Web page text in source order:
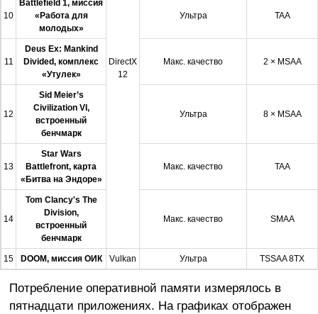
DirectX
12
10
Battlefield 1, миссия
«Работа для
молодых»
Ультра TAA
11
Deus Ex: Mankind
Divided, комплекс
«Утулек»
Макс. качество 2 × MSAA
12
Sid Meier’s
Civilization VI,
встроенный
бенчмарк
Ультра 8 × MSAA
13
Star Wars
Battlefront, карта
«Битва на Эндоре»
Макс. качество TAA
14
Tom Clancy's The
Division,
встроенный
бенчмарк
Макс. качество SMAA
15 DOOM, миссия OИК Vulkan Ультра TSSAA 8TX
Потребление оперативной памяти измерялось в
пятнадцати приложениях. На графиках отображен